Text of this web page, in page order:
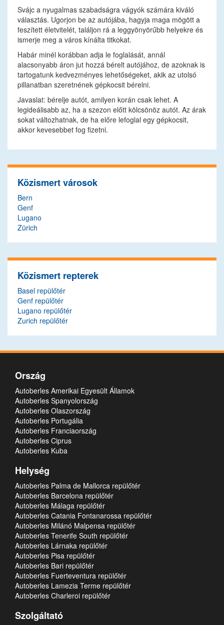
Svájc a nyugalmas szabadságra vágyók számára kiváló
választás. Ugorjon be az autójába, hagyja maga mögött a
feszített életvitelét, találjon rá a leggyönyörűbb helyekre és
ismerje meg a város kínálta titkokat.
Habár minél korábban adja le foglalását, annál
alacsonyabb áron jut hozzá bérelt autójához, de azoknak is
tartogatunk kedvezményes lehetőségeket, akik az utolsó
pillanatban szeretnének gépkocsit bérelni.
Javaslat: bérelje autót, amilyen korán csak lehet. A
legideálisabb az, ha a szezon előtt kölcsönöz autót. Az árak
sokat változhatnak, de ha előre lefoglal egy gépkocsit,
akkor kevesebbet fog fizetni.
Közismert városok
Bern
Genf
Lugano
Zürich
Közismert repterek
Basel repülőtér
Genf repülőtér
Lugano repülőtér
Zurich repülőtér
Ország
Autoberles Amerikai Egyesült Államok
Autoberles Spanyolország
Autoberles Olaszország
Autoberles Portugália
Autoberles Franciaország
Autoberles Ciprus
Autoberles Kuba
Helység
Autoberles Palma de Mallorca repülőtér
Autoberles Barcelona repülőtér
Autoberles Málaga repülőtér
Autoberles Catania Fontanarossa repülőtér
Autoberles Milánó Malpensa repülőtér
Autoberles Tenerife South repülőtér
Autoberles Lárnaka repülőtér
Autoberles Pisa repülőtér
Autoberles Bari repülőtér
Autoberles Fuerteventura repülőtér
Autoberles Lamezia Terme repülőtér
Autoberles Charleroi repülőtér
Szolgáltató